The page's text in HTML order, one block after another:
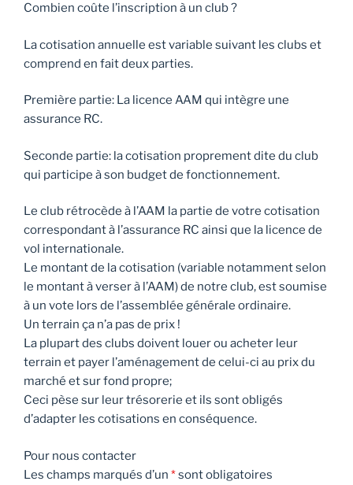
Combien coûte l’inscription à un club ?
La cotisation annuelle est variable suivant les clubs et
comprend en fait deux parties.
Première partie: La licence AAM qui intègre une
assurance RC.
Seconde partie: la cotisation proprement dite du club
qui participe à son budget de fonctionnement.
Le club rétrocède à l’AAM la partie de votre cotisation
correspondant à l’assurance RC ainsi que la licence de
vol internationale.
Le montant de la cotisation (variable notamment selon
le montant à verser à l’AAM) de notre club, est soumise
à un vote lors de l’assemblée générale ordinaire.
Un terrain ça n’a pas de prix !
La plupart des clubs doivent louer ou acheter leur
terrain et payer l’aménagement de celui-ci au prix du
marché et sur fond propre;
Ceci pèse sur leur trésorerie et ils sont obligés
d’adapter les cotisations en conséquence.
Pour nous contacter
Les champs marqués d’un *sont obligatoires